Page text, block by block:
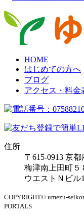
HOME
はじめての方へ
ブログ
アクセス・料金
住所
〒615-0913 京
梅津南上田町５
ウエストＮビル
COPYRIGHT© umezu-
PORTALS